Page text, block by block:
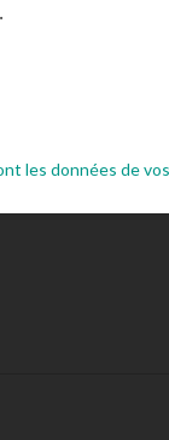
les données de